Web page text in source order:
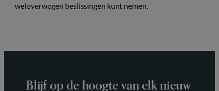
weloverwogen beslissingen kunt nemen.
Blijf op de hoogte van elk nieuw